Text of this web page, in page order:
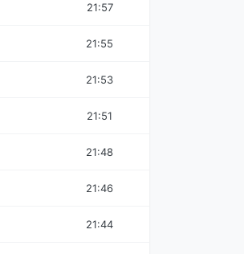
21:57
21:55
21:53
21:51
21:48
21:46
21:44